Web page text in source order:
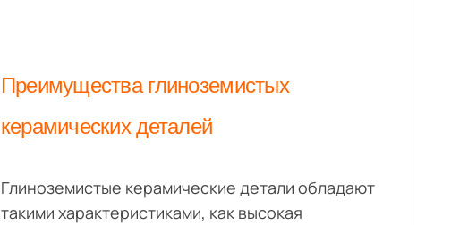
Преимущества глиноземистых
керамических деталей
Глиноземистые керамические детали обладают
такими характеристиками, как высокая